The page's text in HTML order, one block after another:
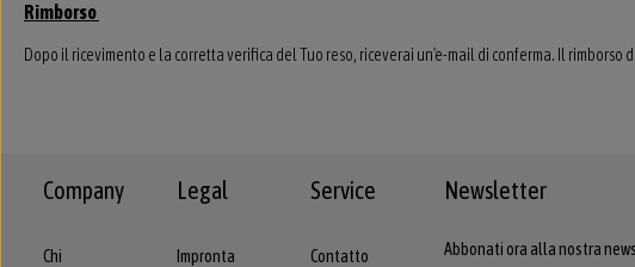
Rimborso
Dopo il ricevimento e la corretta verifica del Tuo reso, riceverai un'e-mail di conferma. Il
Company
Chi
Legal
Impronta
Service
Contatto
Newsletter
Abbonati ora alla nostra